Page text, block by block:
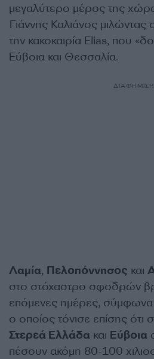
μεγαλύτερο μέρος της
Γιάννης Καλιάνος μιλώντας
την κακοκαιρία Elias, που
Εύβοια και Θεσσαλία.
ΔΙΑΦΗΜΙΣΗ
Λαμία, Πελοπόννησος και
στο στόχαστρο σφοδρών
επόμενες ημέρες, σύμφωνα
ο οποίος τόνισε επίσης ότι
Στερεά Ελλάδα και Εύβοια
πέσουν ακόμη 80-100